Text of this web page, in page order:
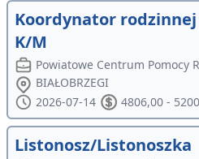
Koordynator
K/M
Powiatowe Centrum Pomocy
BIAŁOBRZEGI
2026-07-14
4806,00 -
Listonosz/Listonoszka